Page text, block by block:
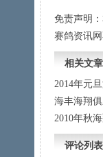
免责声明
赛鸽资讯
相关文章
2014年元
海丰海翔
2010年秋
评论列表